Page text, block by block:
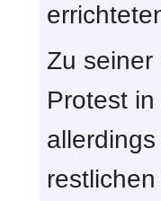
Zu
Protest